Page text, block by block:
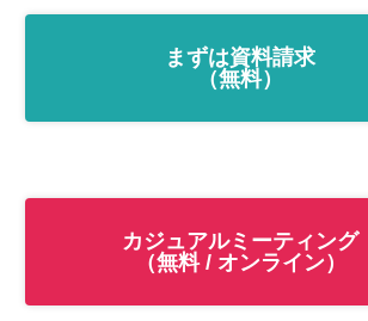
まずは資料請求
（無料）
カジュアルミーティング
（無料 / オンライン）